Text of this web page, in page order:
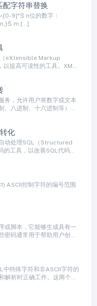
配字符串替换
9]*$ n位的数字：
m […]
（eXtensible Markup
提高可读性的工具。XML
其更易于阅读和理解。
务，允许用户将数字或文本
、八进制、十六进制等）转
化
动处理SQL（Structured
工具，以改善SQL代码的
ASCII控制字符的编号范围
或脚本，它能够生成具有一
密码通常用于帮助用户创建
中特殊字符和非ASCII字符的
解析时正确工作。这两个过